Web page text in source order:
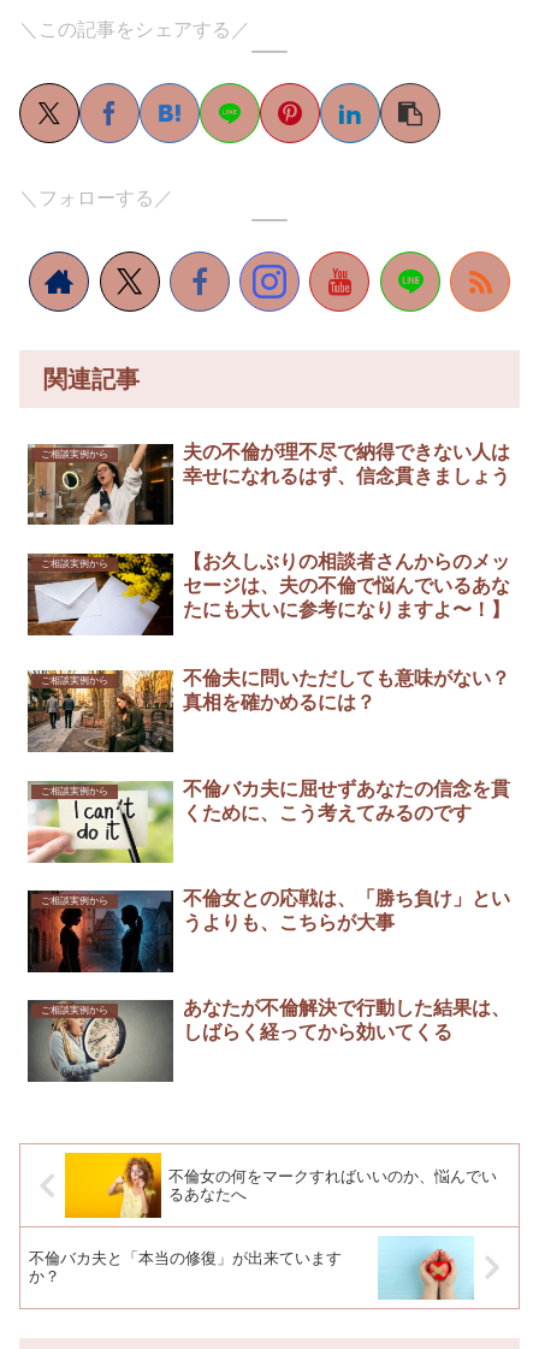
＼この記事をシェアする／
＼フォローする／
関連記事
ご相談実例から
夫の不倫が理不尽で納得できない人は
幸せになれるはず、信念貫きましょう
ご相談実例から
【お久しぶりの相談者さんからのメッ
セージは、夫の不倫で悩んでいるあな
たにも大いに参考になりますよ〜！】
ご相談実例から
不倫夫に問いただしても意味がない？
真相を確かめるには？
ご相談実例から
不倫バカ夫に屈せずあなたの信念を貫
くために、こう考えてみるのです
ご相談実例から
不倫女との応戦は、「勝ち負け」とい
うよりも、こちらが大事
ご相談実例から
あなたが不倫解決で行動した結果は、
しばらく経ってから効いてくる
不倫女の何をマークすればいいのか、悩んでい
るあなたへ
不倫バカ夫と「本当の修復」が出来ています
か？